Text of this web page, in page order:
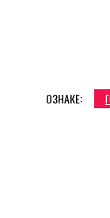
ОЗНАКЕ: